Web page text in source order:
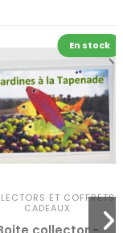
En stock
ET COFFRETS
CADEAUX